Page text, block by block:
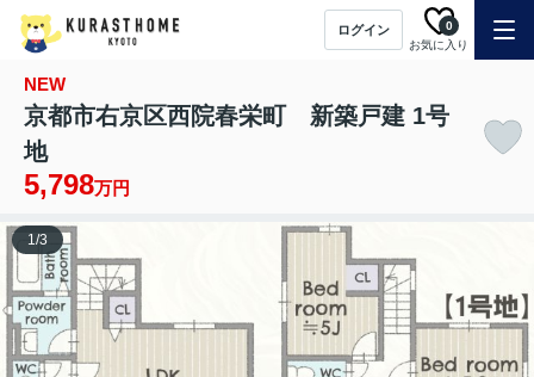
ログイン
お気に入り
0
NEW
京都市右京区西院春栄町 新築戸建 1号
地
5,798万円
1/3